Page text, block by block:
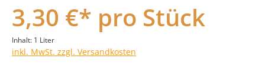
3,30 €* pro Stück
Inhalt: 1 Liter
inkl. MwSt. zzgl. Versandkosten